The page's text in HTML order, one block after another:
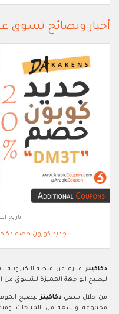
أخبار ونصائح تسوق عن
تاريخ
جديد كوبون خصم
دكاكينز عبارة عن منصة اللكترونية
ليصبح الواجهة المميزة للتسوق من
من خلال سعي دكاكينز ليصبح
مجموعة واسعة من المنتجات ومنها